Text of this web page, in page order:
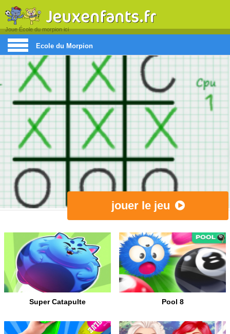
Joue École du morpion ici
École du Morpion
jouer le jeu
Super Catapulte Pool 8